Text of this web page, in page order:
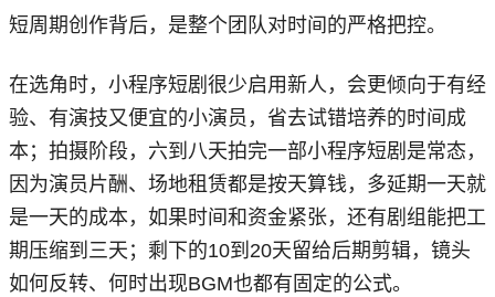
短周期创作背后，是整个团队对时间的严格把控。
在选角时，小程序短剧很少启用新人，会更倾向于有经
验、有演技又便宜的小演员，省去试错培养的时间成
本；拍摄阶段，六到八天拍完一部小程序短剧是常态，
因为演员片酬、场地租赁都是按天算钱，多延期一天就
是一天的成本，如果时间和资金紧张，还有剧组能把工
期压缩到三天；剩下的10到20天留给后期剪辑，镜头
如何反转、何时出现BGM也都有固定的公式。